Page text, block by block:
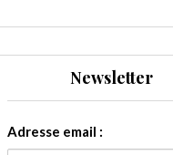
Newsletter
Adresse email :